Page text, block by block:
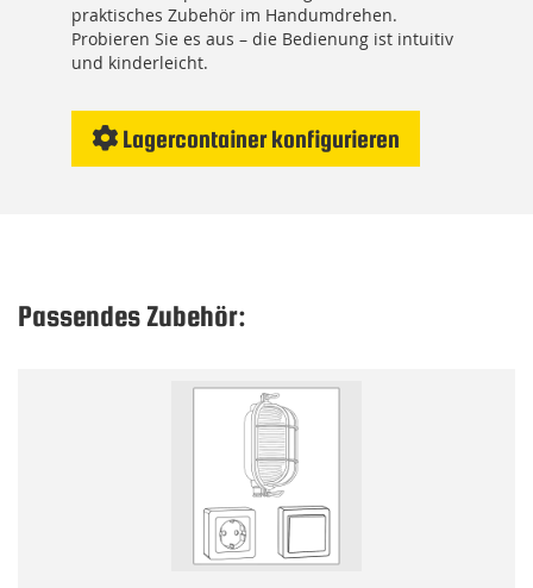
praktisches Zubehör im Handumdrehen.
Probieren Sie es aus – die Bedienung ist intuitiv
und kinderleicht.
Lagercontainer konfigurieren
Passendes Zubehör: